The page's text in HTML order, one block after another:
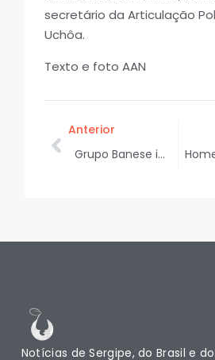
secretário da Articulação
Uchôa.
Texto e foto AAN
Anterior
Grupo Banese impulsiona o desenvolvimento de Aracaju há mais de 6 décadas
Notícias de Sergipe, do Brasil e